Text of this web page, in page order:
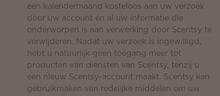
een kalendermaand kosteloos aan uw verzoek
door uw account en al uw informatie die
onderworpen is aan verwerking door Scentsy te
verwijderen. Nadat uw verzoek is ingewilligd,
hebt u natuurlijk geen toegang meer tot
producten van diensten van Scentsy, tenzij u
een nieuw Scentsy-account maakt. Scentsy kan
gebruikmaken van redelijke middelen om uw